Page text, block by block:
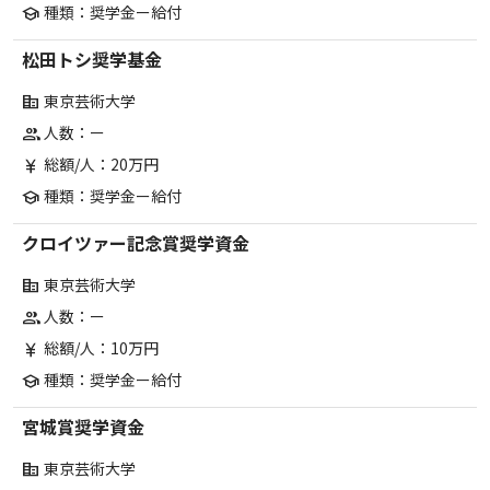
school 種類：奨学金ー給付
松田トシ奨学基金
corporate_fare 東京芸術大学
group人数：ー
currency_yen 総額/人：20万円
school 種類：奨学金ー給付
クロイツァー記念賞奨学資金
corporate_fare 東京芸術大学
group人数：ー
currency_yen 総額/人：10万円
school 種類：奨学金ー給付
宮城賞奨学資金
corporate_fare 東京芸術大学